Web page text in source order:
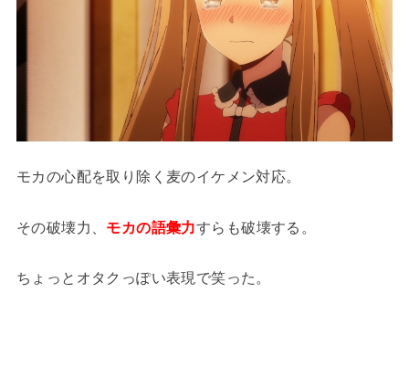
モカの心配を取り除く麦のイケメン対応。
その破壊力、 モカの語彙力すらも破壊する。
ちょっとオタクっぽい表現で笑った。